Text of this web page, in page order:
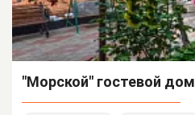
"Морской" гостевой дом